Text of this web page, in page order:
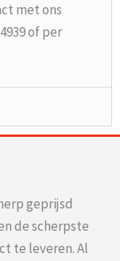
met ons
of per
geprijsd
de scherpste
te leveren. Al